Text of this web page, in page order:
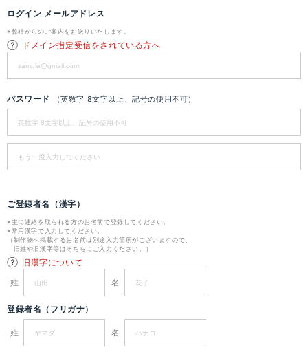
ログイン メールアドレス
※弊社からのご案内をお送りいたします。
ドメイン指定受信をされている方へ
パスワード （英数字 8文字以上、記号の使用不可）
ご登録者名（漢字）
※主に連絡を取られる方のお名前で登録してください。
※常用漢字で入力してください。
（制作物へ掲載するお名前は別途入力箇所がございますので、
旧姓や旧漢字等はそちらにご入力ください。）
旧漢字について
姓
名
登録者名（フリガナ）
姓 名